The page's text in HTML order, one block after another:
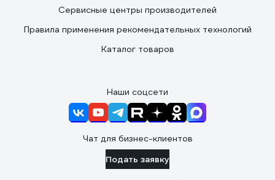
Сервисные центры производителей
Правила применения рекомендательных технологий
Каталог товаров
Наши соцсети
Чат для бизнес-клиентов
Подать заявку